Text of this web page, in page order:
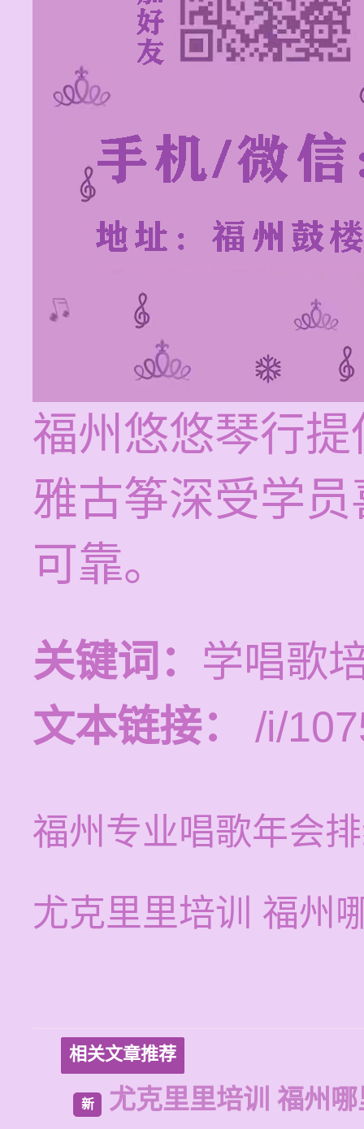
福州悠悠琴行
雅古筝深受学
可靠。
关键词： 学唱歌
文本链接：
/i/
福州专业唱歌年会
尤克里里培训 福州
相关文章推荐
新 尤克里里培训 福州